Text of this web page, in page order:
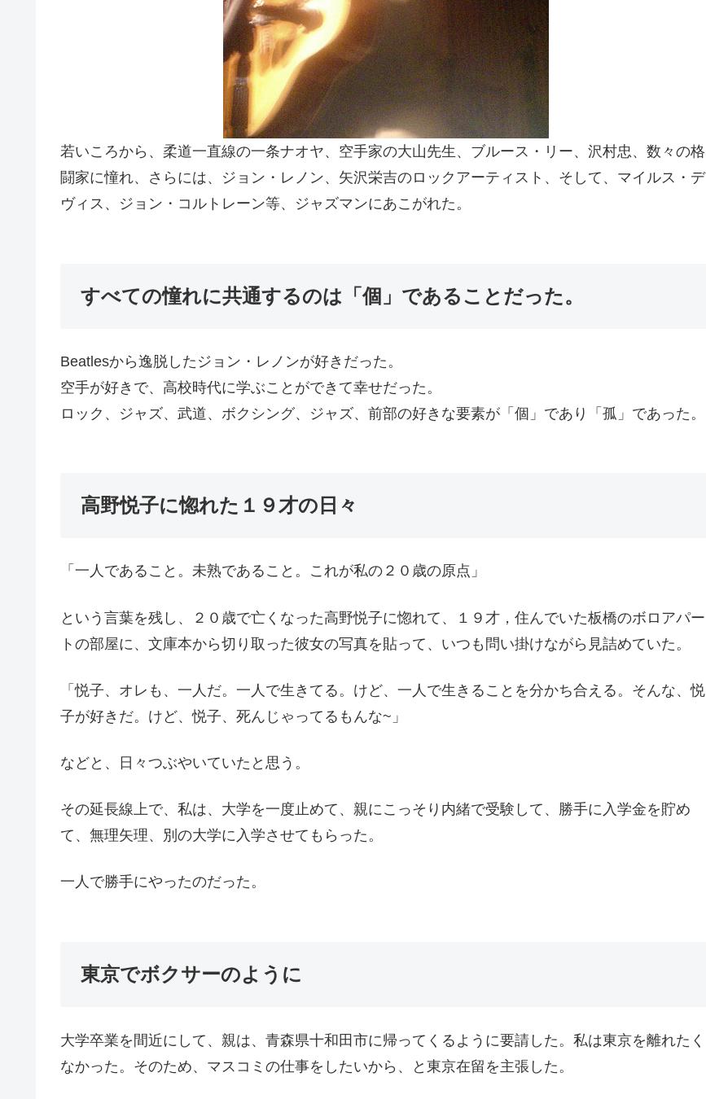
若いころから、柔道一直線の一条ナオヤ、空手家の大山先生、ブルース・リー、沢村忠、数々の格
闘家に憧れ、さらには、ジョン・レノン、矢沢栄吉のロックアーティスト、そして、マイルス・デ
ヴィス、ジョン・コルトレーン等、ジャズマンにあこがれた。
すべての憧れに共通するのは「個」であることだった。
Beatlesから逸脱したジョン・レノンが好きだった。
空手が好きで、高校時代に学ぶことができて幸せだった。
ロック、ジャズ、武道、ボクシング、ジャズ、前部の好きな要素が「個」であり「孤」であった。
高野悦子に惚れた１９才の日々
「一人であること。未熟であること。これが私の２０歳の原点」
という言葉を残し、２０歳で亡くなった高野悦子に惚れて、１９才，住んでいた板橋のボロアパー
トの部屋に、文庫本から切り取った彼女の写真を貼って、いつも問い掛けながら見詰めていた。
「悦子、オレも、一人だ。一人で生きてる。けど、一人で生きることを分かち合える。そんな、悦
子が好きだ。けど、悦子、死んじゃってるもんな~」
などと、日々つぶやいていたと思う。
その延長線上で、私は、大学を一度止めて、親にこっそり内緒で受験して、勝手に入学金を貯め
て、無理矢理、別の大学に入学させてもらった。
一人で勝手にやったのだった。
東京でボクサーのように
大学卒業を間近にして、親は、青森県十和田市に帰ってくるように要請した。私は東京を離れたく
なかった。そのため、マスコミの仕事をしたいから、と東京在留を主張した。